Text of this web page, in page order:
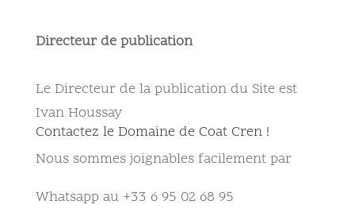
Directeur de publication
Le Directeur de la publication du Site est
Ivan Houssay
Contactez le Domaine de Coat Cren !
Nous sommes joignables facilement par
Whatsapp au +33 6 95 02 68 95